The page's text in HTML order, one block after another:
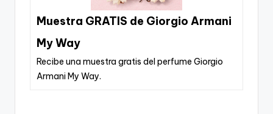
Muestra GRATIS de Giorgio Armani
My Way
Recibe una muestra gratis del perfume Giorgio
Armani My Way.